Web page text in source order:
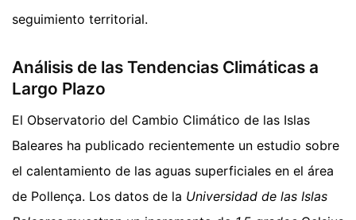
seguimiento territorial.
Análisis de las Tendencias Climáticas a
Largo Plazo
El Observatorio del Cambio Climático de las Islas
Baleares ha publicado recientemente un estudio sobre
el calentamiento de las aguas superficiales en el área
de Pollença. Los datos de la Universidad de las Islas